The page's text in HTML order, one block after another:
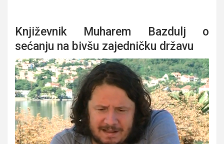
Književnik Muharem Bazdulj o
sećanju na bivšu zajedničku državu